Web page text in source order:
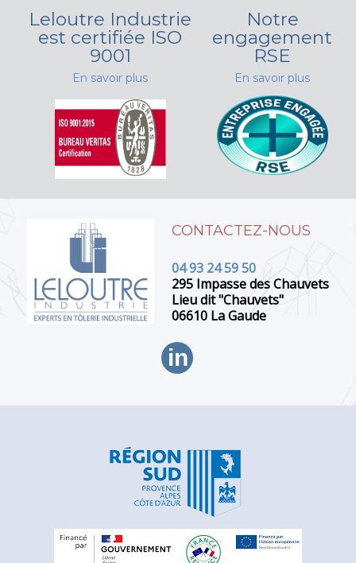
Leloutre Industrie
est certifiée ISO
9001
En savoir plus
Notre
engagement
RSE
En savoir plus
CONTACTEZ-NOUS
04 93 24 59 50
295 Impasse des Chauvets
Lieu dit "Chauvets"
06610 La Gaude
in